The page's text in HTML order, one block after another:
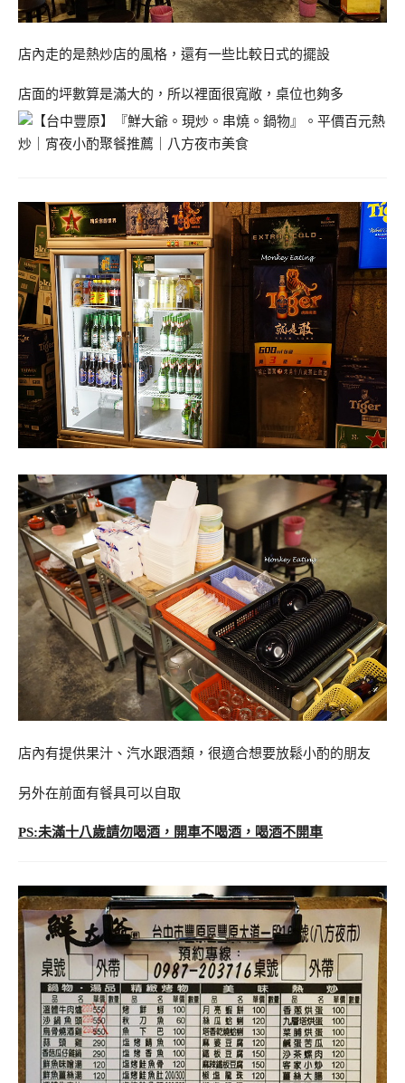
店內走的是熱炒店的風格，還有一些比較日式的擺設
店面的坪數算是滿大的，所以裡面很寬敞，桌位也夠多
店內有提供果汁、汽水跟酒類，很適合想要放鬆小酌的朋友
另外在前面有餐具可以自取
PS:未滿十八歲請勿喝酒，開車不喝酒，喝酒不開車